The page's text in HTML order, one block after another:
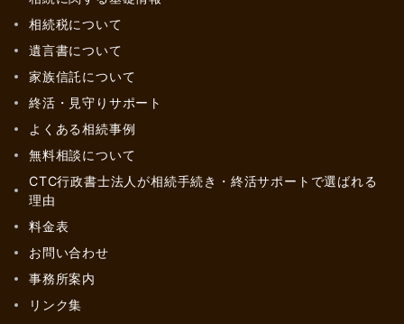
相続税について
遺言書について
家族信託について
終活・見守りサポート
よくある相続事例
無料相談について
CTC行政書士法人が相続手続き・終活サポートで選ばれる
理由
料金表
お問い合わせ
事務所案内
リンク集